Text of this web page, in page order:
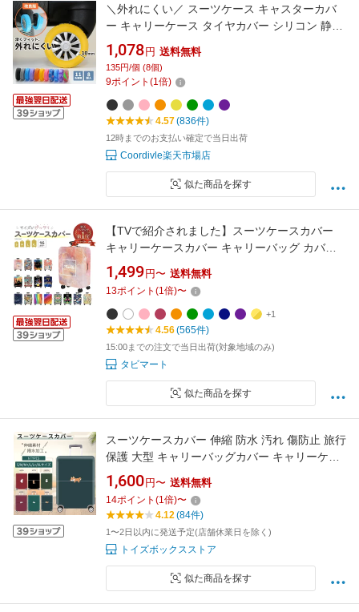
＼外れにくい／ スーツケース キャスターカバ
ー キャリーケース タイヤカバー シリコン 静音
8個 おしゃれ ゴム キャリーカバー 車輪 カバー
1,078 円 送料無料
135円/個 (8個)
9ポイント (1倍)
4.57(836件)
12時までのお支払い確定で当日出荷
Coordivle楽天市場店
似た商品を探す
【TVで紹介されました】スーツケースカバー
キャリーケースカバー キャリーバッグ カバ
luggage suitcase cover 極厚 伸縮素材 傷防止
汚れ防止 おしゃれ かわいい 推しカラー 推し色
機内持込対応 耐久性抜群 防水加工 国内 海外 旅
行 出張 修学旅行 目立 男女兼用 簡単装着
1,499 円〜 送料無料
13ポイント (1倍)〜
+1
4.56(565件)
15:00までの注文で当日出荷(対象地域のみ)
タビマート
似た商品を探す
スーツケースカバー 伸縮 防水 汚れ 傷防止 旅行
保護 大型 キャリーバッグカバー キャリーケー
ス ラゲッジカバー お荷物カバー ストレッチ素
材 トランクカバー 盗難防止 汚れ防止 おしゃれ
かわいい 見つけやすい 目立つ 伸縮素材 18-32
インチ ネコポス送料無料！[ra53511]
1,600 円〜 送料無料
14ポイント (1倍)〜
4.12(84件)
1〜2日以内に発送予定(店舗休業日を除く)
トイズボックスストア
似た商品を探す